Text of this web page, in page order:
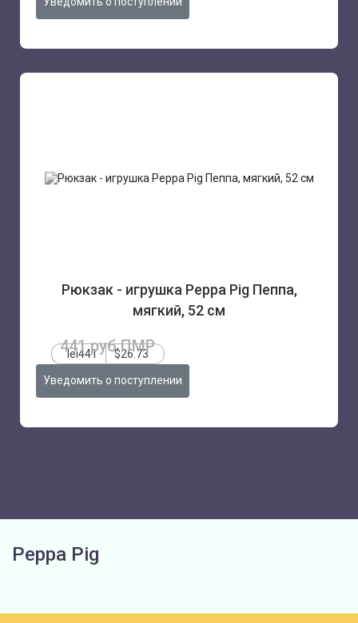
Рюкзак - игрушка Peppa Pig Пеппа,
мягкий, 52 см
441 руб.ПМР
lei441 $26.73
Уведомить о поступлении
Peppa Pig